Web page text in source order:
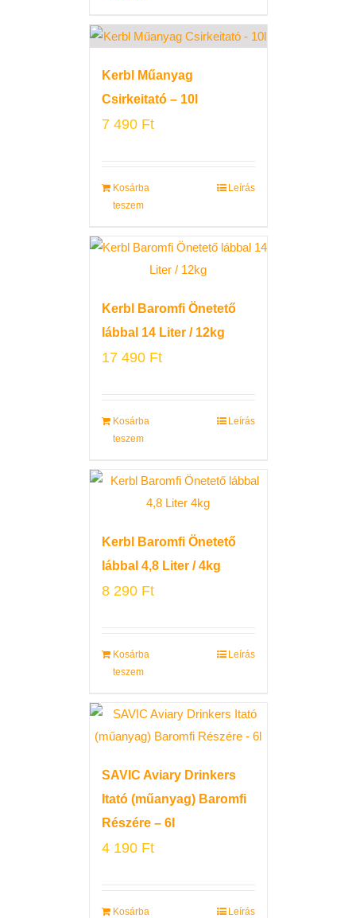
Kerbl Műanyag
Csirkeitató – 10l
7 490 Ft
Kosárba
teszem
Leírás
Kerbl Baromfi Önetető
lábbal 14 Liter / 12kg
17 490 Ft
Kosárba
teszem
Leírás
Kerbl Baromfi Önetető
lábbal 4,8 Liter / 4kg
8 290 Ft
Kosárba
teszem
Leírás
SAVIC Aviary Drinkers
Itató (műanyag) Baromfi
Részére – 6l
4 190 Ft
Kosárba
Leírás